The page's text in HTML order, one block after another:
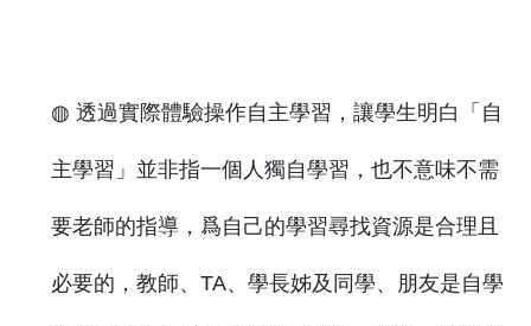
◍ 透過實際體驗操作自主學習，讓學生明白「自
主學習」並非指一個人獨自學習，也不意味不需
要老師的指導，爲自己的學習尋找資源是合理且
必要的，教師、TA、學長姊及同學、朋友是自學